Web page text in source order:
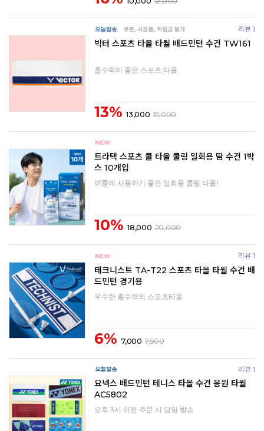
리뷰 1
빅터 스포츠 타올 타월 배드민턴 수건 TW161
흡수력이 좋은 스포츠 타올
13% 13,000 15,000
트라택 스포츠 쿨 타올 쿨링 일회용 땀 수건 1박
스 10개입
여름에 사용하기 좋은 일회용 쿨링 타올!
10% 18,000 20,000
리뷰 1
테크니스트 TA-T22 스포츠 타올 타월 수건 배
드민턴 경기용
우수한 흡수력의 스포츠타올
6% 7,000 7,500
리뷰 1
요넥스 배드민턴 테니스 타올 수건 응원 타월
AC5802
오후 3시 이전 주문 시 당일 발송